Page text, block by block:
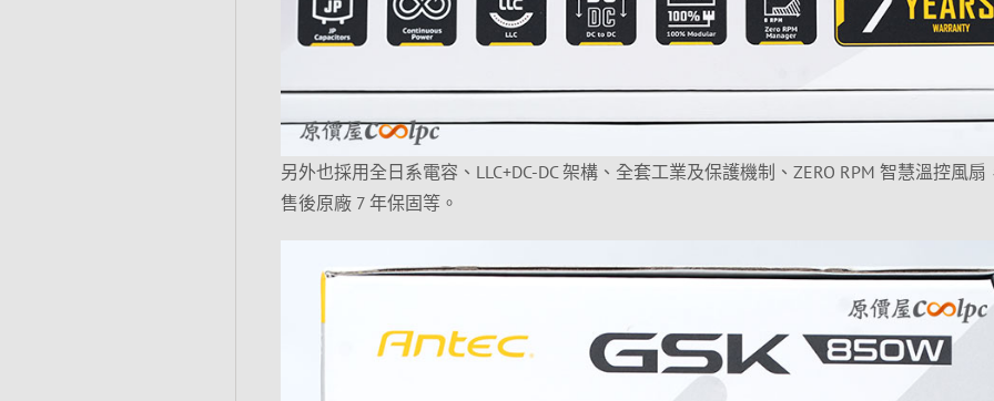
另外也採用全日系電容、LLC+DC-DC 架構、全套工業及保護機制、ZERO RPM 智慧溫控風扇
售後原廠 7 年保固等。